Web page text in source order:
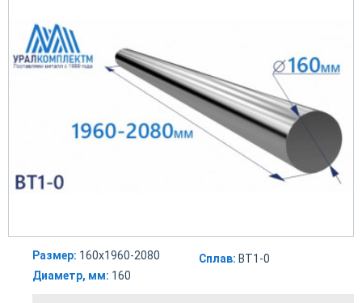
Размер: 160х1960-2080
Диаметр, мм: 160
Сплав: ВТ1-0